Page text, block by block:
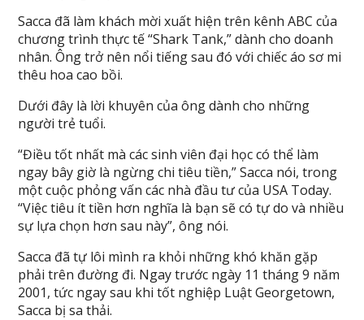
Sacca đã làm khách mời xuất hiện trên kênh ABC của
chương trình thực tế “Shark Tank,” dành cho doanh
nhân. Ông trở nên nổi tiếng sau đó với chiếc áo sơ mi
thêu hoa cao bồi.
Dưới đây là lời khuyên của ông dành cho những
người trẻ tuổi.
“Điều tốt nhất mà các sinh viên đại học có thể làm
ngay bây giờ là ngừng chi tiêu tiền,” Sacca nói, trong
một cuộc phỏng vấn các nhà đầu tư của USA Today.
“Việc tiêu ít tiền hơn nghĩa là bạn sẽ có tự do và nhiều
sự lựa chọn hơn sau này”, ông nói.
Sacca đã tự lôi mình ra khỏi những khó khăn gặp
phải trên đường đi. Ngay trước ngày 11 tháng 9 năm
2001, tức ngay sau khi tốt nghiệp Luật Georgetown,
Sacca bị sa thải.